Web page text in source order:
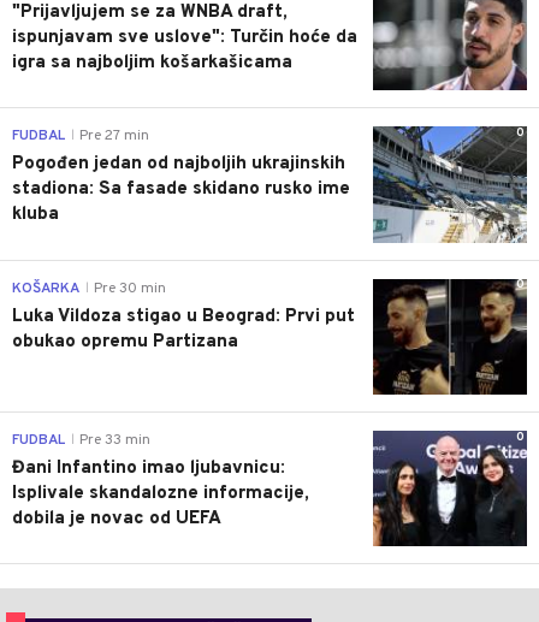
"Prijavljujem se za WNBA draft,
ispunjavam sve uslove": Turčin hoće da
igra sa najboljim košarkašicama
0
FUDBAL Pre 27 min
Pogođen jedan od najboljih ukrajinskih
stadiona: Sa fasade skidano rusko ime
kluba
0
KOŠARKA Pre 30 min
Luka Vildoza stigao u Beograd: Prvi put
obukao opremu Partizana
0
FUDBAL Pre 33 min
Đani Infantino imao ljubavnicu:
Isplivale skandalozne informacije,
dobila je novac od UEFA